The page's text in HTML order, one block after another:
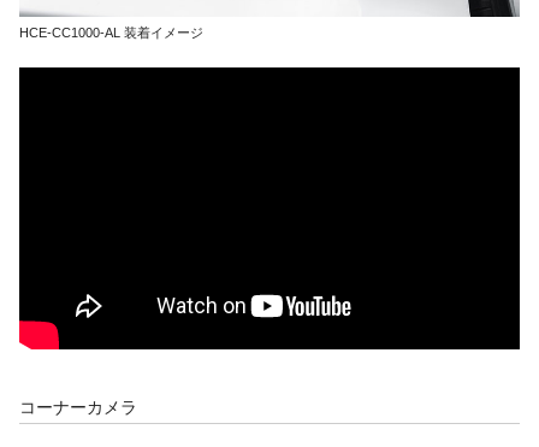
HCE-CC1000-AL 装着イメージ
コーナーカメラ